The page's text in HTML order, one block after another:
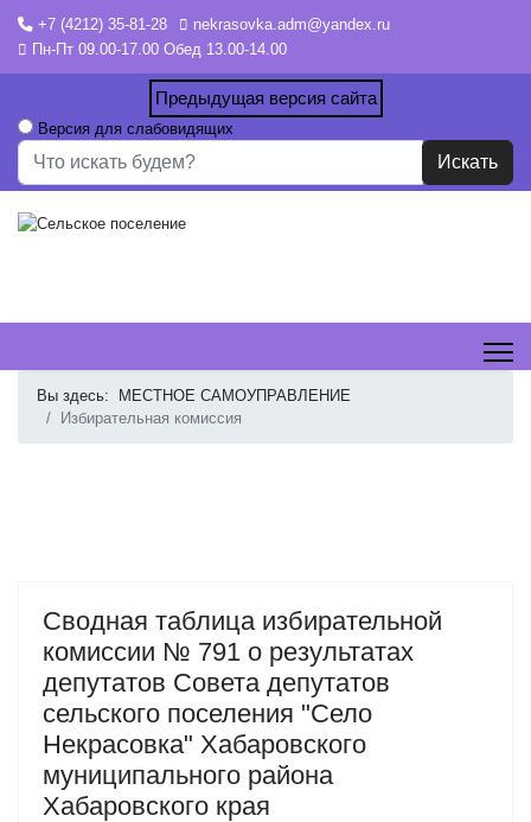
+7 (4212) 35-81-28
nekrasovka.adm@yandex.ru
Пн-Пт 09.00-17.00 Обед 13.00-14.00
Предыдущая версия сайта
Версия для слабовидящих
Искать...
Искать
Вы здесь:
МЕСТНОЕ САМОУПРАВЛЕНИЕ
Избирательная комиссия
Сводная таблица избирательной
комиссии № 791 о результатах
депутатов Совета депутатов
сельского поселения "Село
Некрасовка" Хабаровского
муниципального района
Хабаровского края